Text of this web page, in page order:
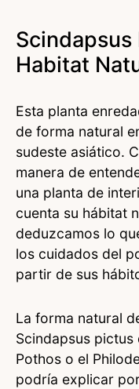
Scindapsus
Habitat
Esta planta
de forma natural
sudeste asiático.
manera de
una planta de
cuenta su hábitat
deduzcamos lo
los cuidados del
partir de sus
La forma natural
Scindapsus pictus
Pothos o el
podría explicar